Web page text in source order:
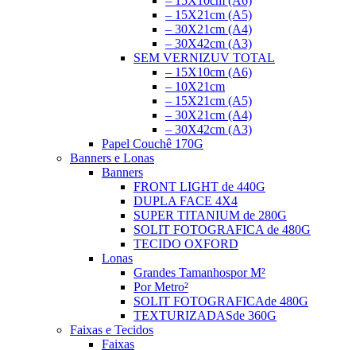
– 15X21cm (A5)
– 30X21cm (A4)
– 30X42cm (A3)
SEM VERNIZUV TOTAL
– 15X10cm (A6)
– 10X21cm
– 15X21cm (A5)
– 30X21cm (A4)
– 30X42cm (A3)
Papel Couchê 170G
Banners e Lonas
Banners
FRONT LIGHT de 440G
DUPLA FACE 4X4
SUPER TITANIUM de 280G
SOLIT FOTOGRAFICA de 480G
TECIDO OXFORD
Lonas
Grandes Tamanhospor M²
Por Metro²
SOLIT FOTOGRAFICAde 480G
TEXTURIZADASde 360G
Faixas e Tecidos
Faixas